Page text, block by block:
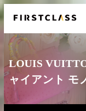
LOUIS
ャイアント モ